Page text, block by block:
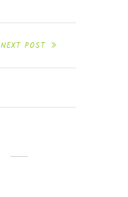
NEXT POST